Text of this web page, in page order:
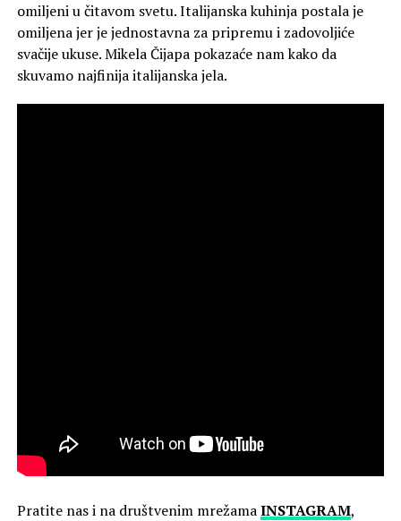
omiljeni u čitavom svetu. Italijanska kuhinja postala je
omiljena jer je jednostavna za pripremu i zadovoljiće
svačije ukuse. Mikela Čijapa pokazaće nam kako da
skuvamo najfinija italijanska jela.
Pratite nas i na društvenim mrežamaINSTAGRAM,